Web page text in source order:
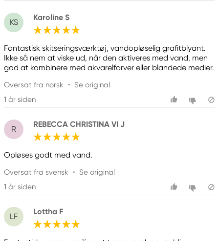
KS
Karoline S
Fantastisk skitseringsværktøj, vandopløselig grafitblyant.
Ikke så nem at viske ud, når den aktiveres med vand, men
god at kombinere med akvarelfarver eller blandede medier.
Oversat fra norsk • Se original
1 år siden
R
REBECCA CHRISTINA VI J
Opløses godt med vand.
Oversat fra svensk • Se original
1 år siden
LF
Lottha F